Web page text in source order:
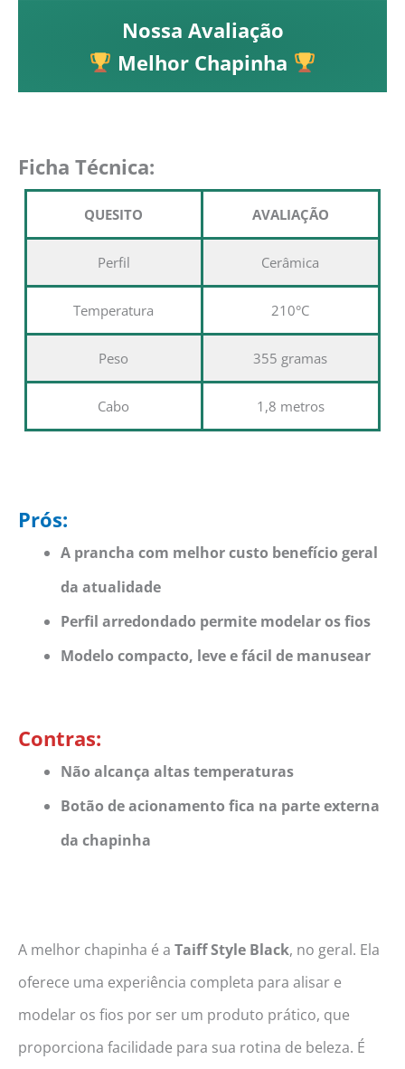
Nossa Avaliação
Melhor Chapinha
Ficha Técnica:
QUESITO AVALIAÇÃO
Perfil Cerâmica
Temperatura 210°C
Peso 355 gramas
Cabo 1,8 metros
Prós:
A prancha com melhor custo benefício geral
da atualidade
Perfil arredondado permite modelar os fios
Modelo compacto, leve e fácil de manusear
Contras:
Não alcança altas temperaturas
Botão de acionamento fica na parte externa
da chapinha
A melhor chapinha é a Taiff Style Black, no geral. Ela
oferece uma experiência completa para alisar e
modelar os fios por ser um produto prático, que
proporciona facilidade para sua rotina de beleza. É